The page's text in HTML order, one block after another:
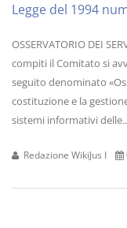
Legge del 1994
OSSERVATORIO DEI
compiti il Comitato si
seguito denominato
costituzione e la
sistemi informativi
Redazione WikiJus I